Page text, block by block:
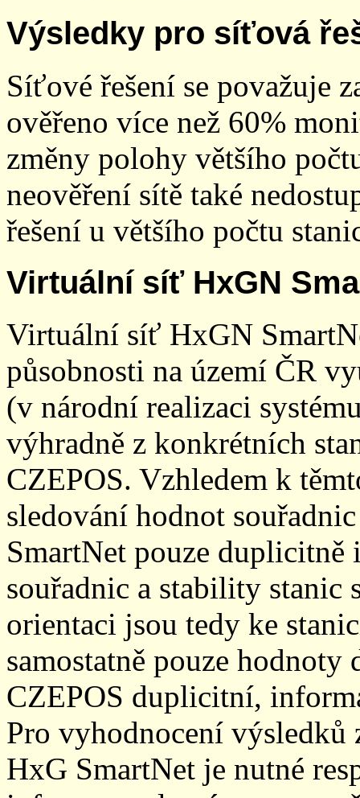
Výsledky pro síťová
Síťové řešení se považuje
ověřeno více než 60%
změny polohy většího
neověření sítě také
řešení u většího počtu
Virtuální síť HxGN
Virtuální síť HxGN
působnosti na území ČR
(v národní realizaci
výhradně z konkrétních
CZEPOS. Vzhledem k
sledování hodnot
SmartNet pouze
souřadnic a stability stanic
orientaci jsou tedy ke
samostatně pouze
CZEPOS duplicitní,
Pro vyhodnocení
HxG SmartNet je nutné